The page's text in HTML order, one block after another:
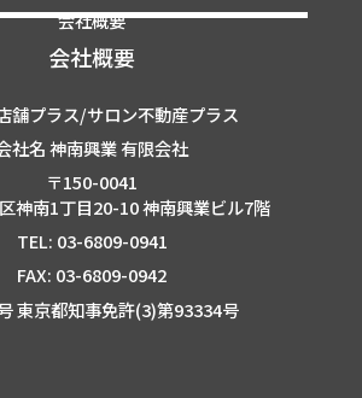
会社概要
会社概要
舗プラス/サロン不動産プラス
社名 神南興業 有限会社
〒150-0041
神南1丁目20-10 神南興業ビル7階
TEL: 03-6809-0941
FAX: 03-6809-0942
東京都知事免許(3)第93334号